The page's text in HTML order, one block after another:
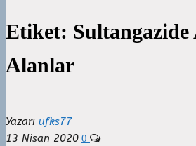
Etiket:
Alanlar
Yazarı ufks77
13 Nisan 2020 0